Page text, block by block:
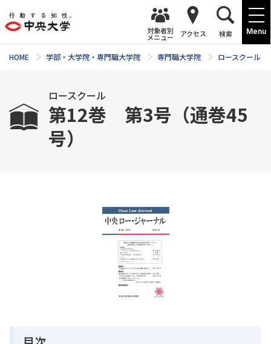
Menu
対象者別
メニュー アクセス 検索
HOME 学部・大学院・専門職大学院 専門職大学院 ロースクール
ロースクール
第12巻 第3号（通巻45
号）